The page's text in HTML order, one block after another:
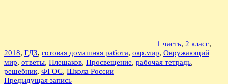
1 часть, 2 класс,
2018, ГДЗ, готовая домашняя работа, окр.мир, Окружающий
мир, ответы, Плешаков, Просвещение, рабочая тетрадь,
решебник, ФГОС, Школа России
Предыдущая запись